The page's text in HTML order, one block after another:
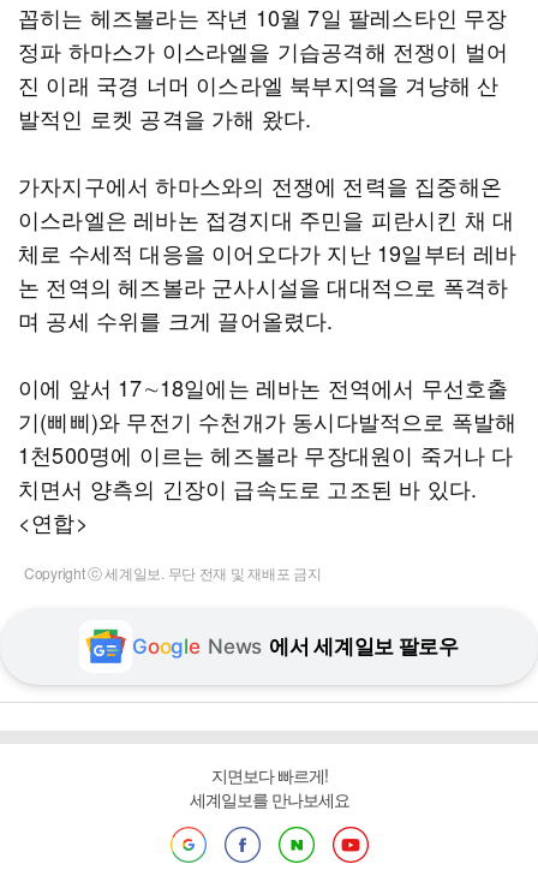
꼽히는 헤즈볼라는 작년 10월 7일 팔레스타인 무장
정파 하마스가 이스라엘을 기습공격해 전쟁이 벌어
진 이래 국경 너머 이스라엘 북부지역을 겨냥해 산
발적인 로켓 공격을 가해 왔다.
가자지구에서 하마스와의 전쟁에 전력을 집중해온
이스라엘은 레바논 접경지대 주민을 피란시킨 채 대
체로 수세적 대응을 이어오다가 지난 19일부터 레바
논 전역의 헤즈볼라 군사시설을 대대적으로 폭격하
며 공세 수위를 크게 끌어올렸다.
이에 앞서 17∼18일에는 레바논 전역에서 무선호출
기(삐삐)와 무전기 수천개가 동시다발적으로 폭발해
1천500명에 이르는 헤즈볼라 무장대원이 죽거나 다
치면서 양측의 긴장이 급속도로 고조된 바 있다.
<연합>
Copyright ⓒ 세계일보. 무단 전재 및 재배포 금지
Google News 에서 세계일보 팔로우
지면보다 빠르게!
세계일보를 만나보세요